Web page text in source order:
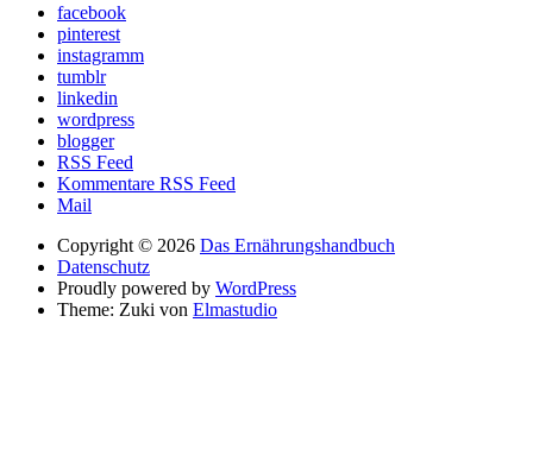
facebook
pinterest
instagramm
tumblr
linkedin
wordpress
blogger
RSS Feed
Kommentare RSS Feed
Mail
Copyright © 2026 Das Ernährungshandbuch
Datenschutz
Proudly powered by WordPress
Theme: Zuki von Elmastudio